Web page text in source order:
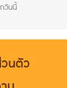
วันนี้
นตัว